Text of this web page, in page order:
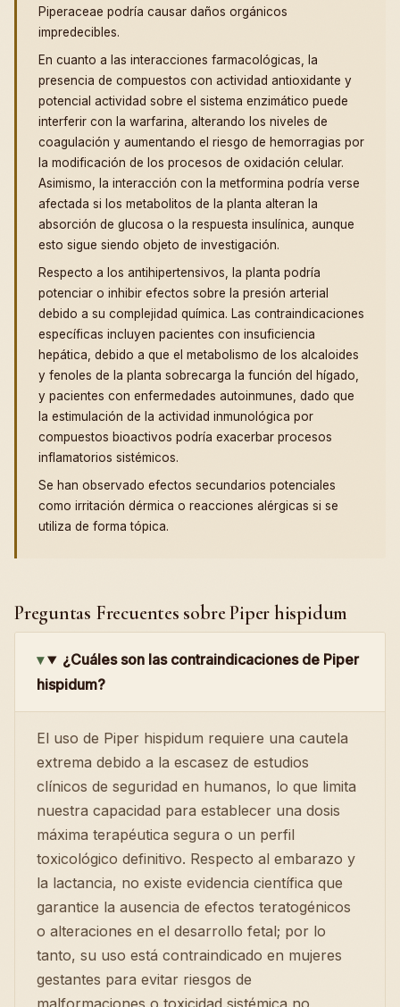
Piperaceae podría causar daños orgánicos
impredecibles.
En cuanto a las interacciones farmacológicas, la
presencia de compuestos con actividad antioxidante y
potencial actividad sobre el sistema enzimático puede
interferir con la warfarina, alterando los niveles de
coagulación y aumentando el riesgo de hemorragias por
la modificación de los procesos de oxidación celular.
Asimismo, la interacción con la metformina podría verse
afectada si los metabolitos de la planta alteran la
absorción de glucosa o la respuesta insulínica, aunque
esto sigue siendo objeto de investigación.
Respecto a los antihipertensivos, la planta podría
potenciar o inhibir efectos sobre la presión arterial
debido a su complejidad química. Las contraindicaciones
específicas incluyen pacientes con insuficiencia
hepática, debido a que el metabolismo de los alcaloides
y fenoles de la planta sobrecarga la función del hígado,
y pacientes con enfermedades autoinmunes, dado que
la estimulación de la actividad inmunológica por
compuestos bioactivos podría exacerbar procesos
inflamatorios sistémicos.
Se han observado efectos secundarios potenciales
como irritación dérmica o reacciones alérgicas si se
utiliza de forma tópica.
Preguntas Frecuentes sobre Piper hispidum
¿Cuáles son las contraindicaciones de Piper
hispidum?
El uso de Piper hispidum requiere una cautela
extrema debido a la escasez de estudios
clínicos de seguridad en humanos, lo que limita
nuestra capacidad para establecer una dosis
máxima terapéutica segura o un perfil
toxicológico definitivo. Respecto al embarazo y
la lactancia, no existe evidencia científica que
garantice la ausencia de efectos teratogénicos
o alteraciones en el desarrollo fetal; por lo
tanto, su uso está contraindicado en mujeres
gestantes para evitar riesgos de